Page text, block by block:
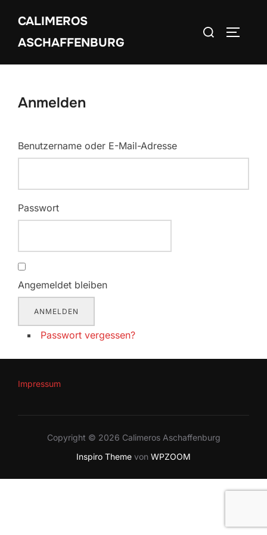
Inhalt
springen
CALIMEROS
ASCHAFFENBURG
Suchen
Anmelden
Benutzername oder E-Mail-Adresse
Passwort
Angemeldet bleiben
ANMELDEN
Passwort vergessen?
Impressum
Copyright © 2026 Calimeros Aschaffenburg
Inspiro Theme von WPZOOM